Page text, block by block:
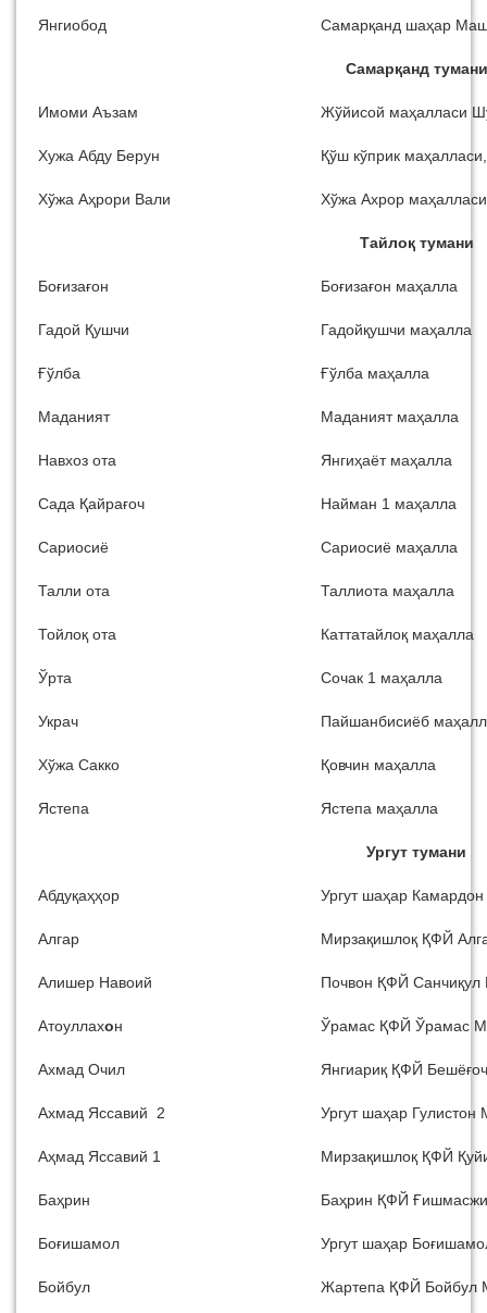
Янгиобод Самарқанд шаҳар
Самарқанд тумани
Имоми Аъзам Жўйисой маҳалласи
Хужа Абду Берун Қўш кўприк
Хўжа Аҳрори Вали Хўжа Ахрор
Тайлоқ тумани
Боғизағон Боғизағон маҳалла
Гадой Қушчи Гадойқушчи маҳалла
Ғўлба Ғўлба маҳалла
Маданият Маданият маҳалла
Навхоз ота Янгиҳаёт маҳалла
Сада Қайрағоч Найман 1 маҳалла
Сариосиё Сариосиё маҳалла
Талли ота Таллиота маҳалла
Тойлоқ ота Каттатайлоқ маҳалла
Ўрта Сочак 1 маҳалла
Украч Пайшанбисиёб
Хўжа Сакко Қовчин маҳалла
Ястепа Ястепа маҳалла
Ургут тумани
Абдуқаҳҳор Ургут шаҳар
Алгар Мирзақишлоқ ҚФЙ
Алишер Навоий Почвон ҚФЙ
Атоуллахон Ўрамас ҚФЙ Ўрамас
Ахмад Очил Янгиариқ ҚФЙ
Ахмад Яссавий 2 Ургут шаҳар
Аҳмад Яссавий 1 Мирзақишлоқ ҚФЙ
Баҳрин Баҳрин ҚФЙ
Боғишамол Ургут шаҳар
Бойбул Жартепа ҚФЙ